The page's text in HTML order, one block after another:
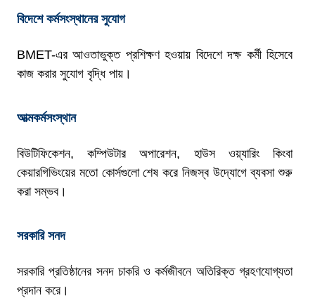
বিদেশে কর্মসংস্থানের সুযোগ
BMET-এর আওতাভুক্ত প্রশিক্ষণ হওয়ায় বিদেশে দক্ষ কর্মী হিসেবে
কাজ করার সুযোগ বৃদ্ধি পায়।
আত্মকর্মসংস্থান
বিউটিফিকেশন, কম্পিউটার অপারেশন, হাউস ওয়্যারিং কিংবা
কেয়ারগিভিংয়ের মতো কোর্সগুলো শেষ করে নিজস্ব উদ্যোগে ব্যবসা শুরু
করা সম্ভব।
সরকারি সনদ
সরকারি প্রতিষ্ঠানের সনদ চাকরি ও কর্মজীবনে অতিরিক্ত গ্রহণযোগ্যতা
প্রদান করে।